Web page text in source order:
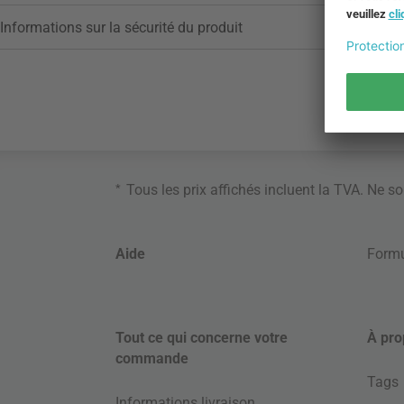
Informations sur la sécurité du produit
* Tous les prix affichés incluent la TVA. Ne
Aide
Tout ce qui concerne votre
commande
À
Tags